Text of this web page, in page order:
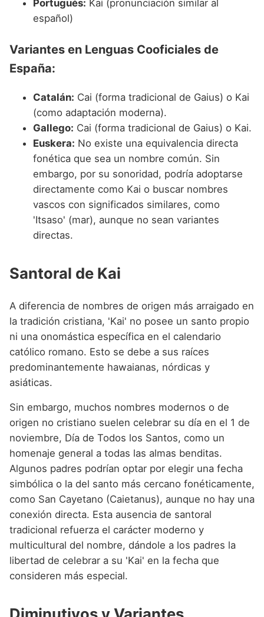
Portugués: Kai (pronunciación similar al
español)
Variantes en Lenguas Cooficiales de
España:
Catalán: Cai (forma tradicional de Gaius) o Kai
(como adaptación moderna).
Gallego: Cai (forma tradicional de Gaius) o Kai.
Euskera: No existe una equivalencia directa
fonética que sea un nombre común. Sin
embargo, por su sonoridad, podría adoptarse
directamente como Kai o buscar nombres
vascos con significados similares, como
'Itsaso' (mar), aunque no sean variantes
directas.
Santoral de Kai
A diferencia de nombres de origen más arraigado en
la tradición cristiana, 'Kai' no posee un santo propio
ni una onomástica específica en el calendario
católico romano. Esto se debe a sus raíces
predominantemente hawaianas, nórdicas y
asiáticas.
Sin embargo, muchos nombres modernos o de
origen no cristiano suelen celebrar su día en el 1 de
noviembre, Día de Todos los Santos, como un
homenaje general a todas las almas benditas.
Algunos padres podrían optar por elegir una fecha
simbólica o la del santo más cercano fonéticamente,
como San Cayetano (Caietanus), aunque no hay una
conexión directa. Esta ausencia de santoral
tradicional refuerza el carácter moderno y
multicultural del nombre, dándole a los padres la
libertad de celebrar a su 'Kai' en la fecha que
consideren más especial.